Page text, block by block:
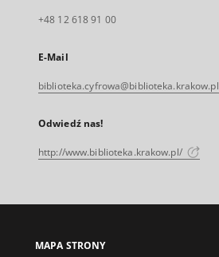
+48 12 618 91 00
E-Mail
biblioteka.cyfrowa@biblioteka.krakow.pl
Odwiedź nas!
http://www.biblioteka.krakow.pl/
MAPA STRONY